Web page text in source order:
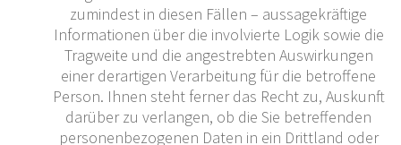
zumindest in diesen Fällen – aussagekräftige
Informationen über die involvierte Logik sowie die
Tragweite und die angestrebten Auswirkungen
einer derartigen Verarbeitung für die betroffene
Person. Ihnen steht ferner das Recht zu, Auskunft
darüber zu verlangen, ob die Sie betreffenden
personenbezogenen Daten in ein Drittland oder